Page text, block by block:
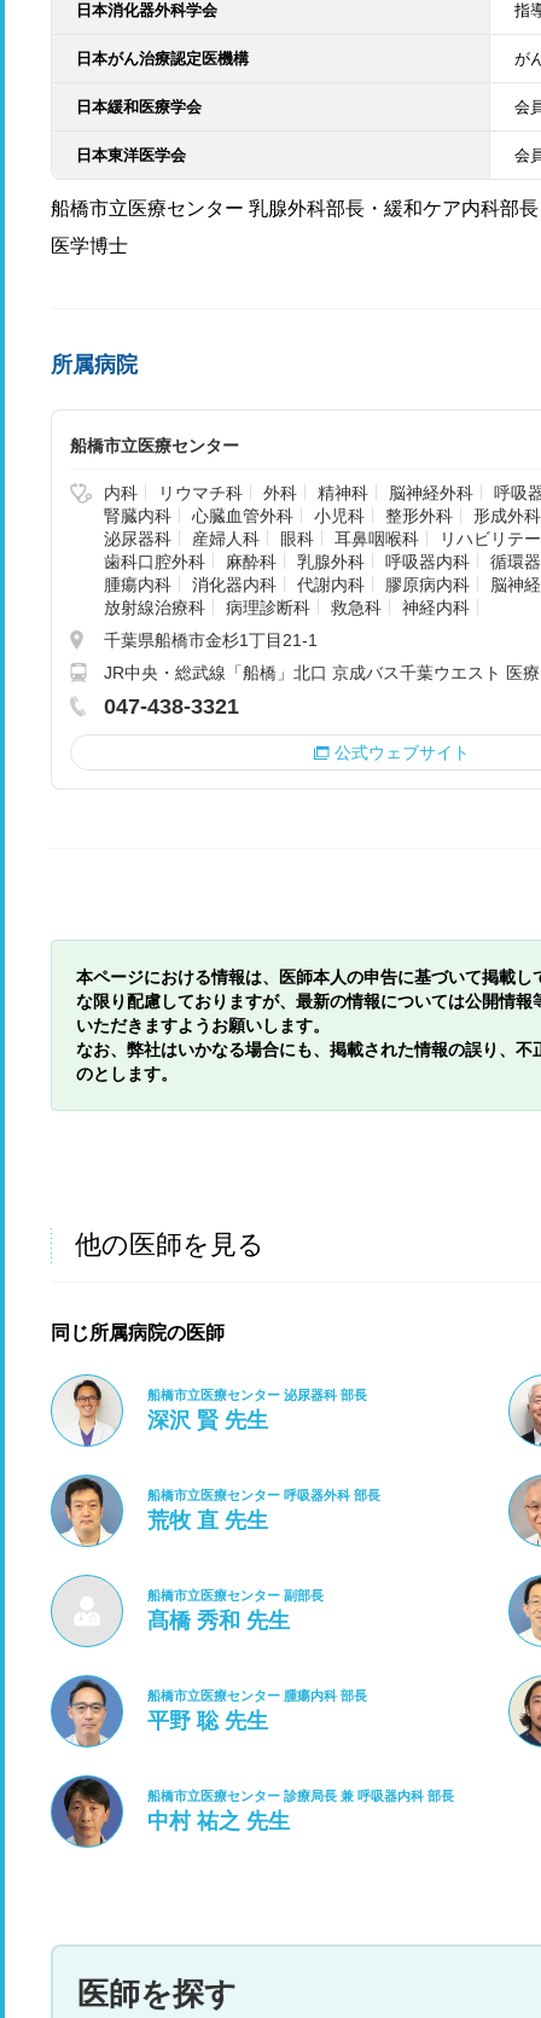
日本消化器外科学会 指
日本がん治療認定医機構 が
日本緩和医療学会 会
日本東洋医学会 会
船橋市立医療センター 乳腺外科部長・緩和ケア内科部長
医学博士
所属病院
船橋市立医療センター
内科 リウマチ科 外科 精神科 脳神経外科
呼吸
腎臓内科
心臓血管外科 小児科 整形外科
形成外科
泌尿器科
産婦人科 眼科 耳鼻咽喉科
リハビリテ
歯科口腔外科
麻酔科 乳腺外科 呼吸器内科
循環
腫瘍内科
消化器内科 代謝内科 膠原病内科
脳神
放射線治療科
病理診断科 救急科
神経内科
千葉県船橋市金杉1丁目21-1
JR中央・総武線「船橋」北口 京成バス千葉ウエスト 医
047-438-3321
公式ウェブサイト
本ページにおける情報は、医師本人の申告に基づいて掲載
な限り配慮しておりますが、最新の情報については公開情
いただきますようお願いします。
なお、弊社はいかなる場合にも、掲載された情報の誤り、
のとします。
他の医師を見る
同じ所属病院の医師
船橋市立医療センター 泌尿器科 部長
深沢 賢 先生
船橋市立医療センター 呼吸器外科 部長
荒牧 直 先生
船橋市立医療センター 副部長
髙橋 秀和 先生
船橋市立医療センター 腫瘍内科 部長
平野 聡 先生
船橋市立医療センター 診療局長 兼 呼吸器内科 部長
中村 祐之 先生
医師を探す